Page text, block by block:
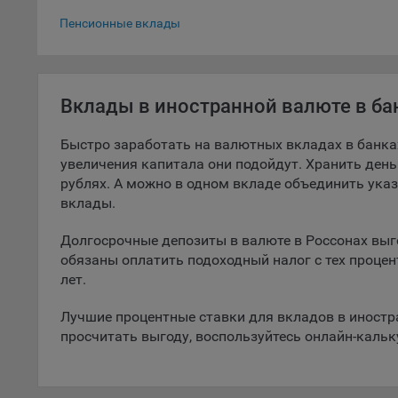
5.3.
5.4.
9.1.
Пенсионные вклады
Вклады в иностранной валюте в
Быстро заработать на валютных вкладах в
увеличения капитала они подойдут. Хранить
рублях. А можно в одном вкладе объединить
вклады.
Долгосрочные депозиты в валюте в Россонах
обязаны оплатить подоходный налог с тех
лет.
Лучшие процентные ставки для вкладов в
просчитать выгоду, воспользуйтесь онлайн-